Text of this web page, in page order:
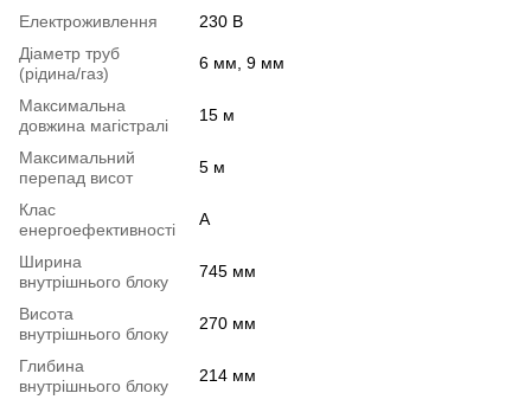
Електроживлення
230 В
Діаметр труб
(рідина/газ)
6 мм, 9 мм
Максимальна
довжина магістралі
15 м
Максимальний
перепад висот
5 м
Клас
енергоефективності
A
Ширина
внутрішнього блоку
745 мм
Висота
внутрішнього блоку
270 мм
Глибина
внутрішнього блоку
214 мм